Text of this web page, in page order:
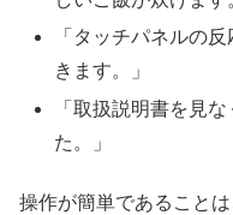
「タッチパネルの
きます。」
「取扱説明書を見
た。」
操作が簡単であること